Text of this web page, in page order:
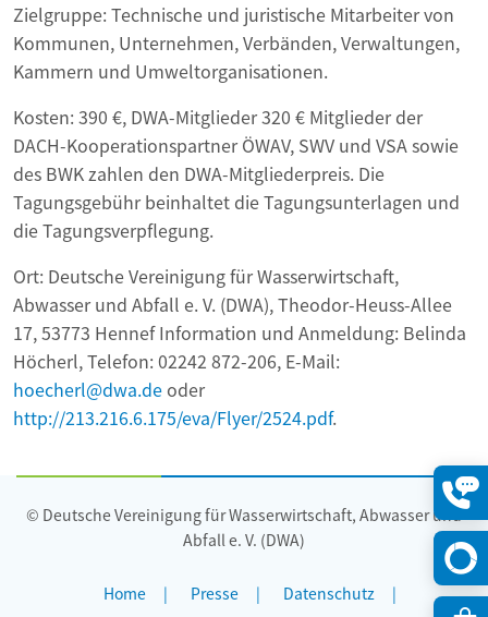
Zielgruppe: Technische und juristische Mitarbeiter von
Kommunen, Unternehmen, Verbänden, Verwaltungen,
Kammern und Umweltorganisationen.
Kosten: 390 €, DWA-Mitglieder 320 € Mitglieder der
DACH-Kooperationspartner ÖWAV, SWV und VSA sowie
des BWK zahlen den DWA-Mitgliederpreis. Die
Tagungsgebühr beinhaltet die Tagungsunterlagen und
die Tagungsverpflegung.
Ort: Deutsche Vereinigung für Wasserwirtschaft,
Abwasser und Abfall e. V. (DWA), Theodor-Heuss-Allee
17, 53773 Hennef Information und Anmeldung: Belinda
Höcherl, Telefon: 02242 872-206, E-Mail:
hoecherl@dwa.deoder
http://213.216.6.175/eva/Flyer/2524.pdf.
© Deutsche Vereinigung für Wasserwirtschaft, Abwasser und
Abfall e. V. (DWA)
Home Presse Datenschutz